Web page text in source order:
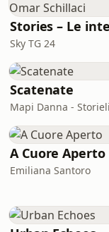
Sky TG 24
Scatenate
Mapi Danna -
A Cuore Aperto
Emiliana Santoro